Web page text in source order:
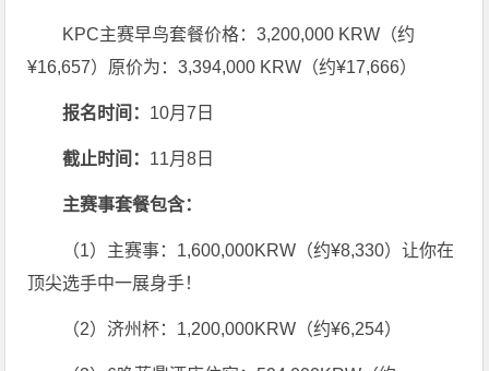
KPC主赛早鸟套餐价格：3,200,000 KRW（约
¥16,657）原价为：3,394,000 KRW（约¥17,666）
报名时间： 10月7日
截止时间： 11月8日
主赛事套餐包含：
（1）主赛事：1,600,000KRW（约¥8,330）让你在
顶尖选手中一展身手！
（2）济州杯：1,200,000KRW（约¥6,254）